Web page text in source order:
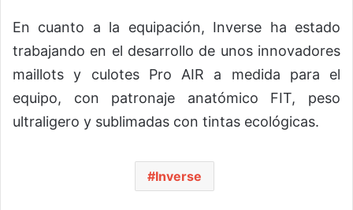
En cuanto a la equipación, Inverse ha estado
trabajando en el desarrollo de unos innovadores
maillots y culotes Pro AIR a medida para el
equipo, con patronaje anatómico FIT, peso
ultraligero y sublimadas con tintas ecológicas.
Inverse